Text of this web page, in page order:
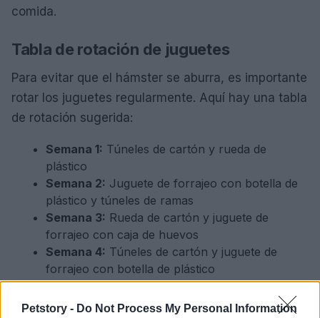
Petstory - Do Not Process My Personal Information
comida.
Tabla de rotación de juguetes
Para evitar que el hámster se aburra, es importante
rotar los juguetes regularmente. Aquí hay una tabla
de rotación sugerida:
Semana 1: Túneles de cartón y rueda de
plástico
Semana 2: Juguete de forrajeo con botella de
plástico y túneles de ramas
Semana 3: Rueda de cartón y juguete de
forrajeo con caja de huevos
Semana 4: Túneles de cartón y juguete de
forrajeo con botella de plástico
Rotar los juguetes cada semana mantendrá a tu